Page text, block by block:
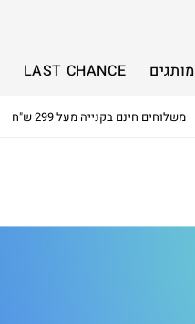
מותגים LAST CHANCE
משלוחים חינם בקנייה מעל 299 ש"ח